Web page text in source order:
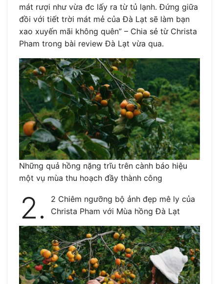
mát rượi như vừa đc lấy ra từ tủ lạnh. Đứng giữa
đồi với tiết trời mát mẻ của Đà Lạt sẽ làm bạn
xao xuyến mãi không quên” – Chia sẻ từ Christa
Pham trong bài review Đà Lạt vừa qua.
Những quả hồng nặng trĩu trên cành báo hiệu
một vụ mùa thu hoạch đầy thành công
2.
2 Chiêm ngưỡng bộ ảnh đẹp mê ly của
Christa Pham với Mùa hồng Đà Lạt